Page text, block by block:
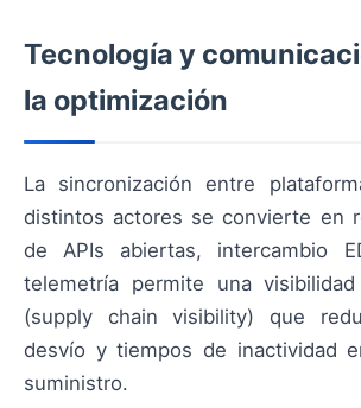
Tecnología y
la optimización
La sincronización entre
distintos actores se convierte en
de APIs abiertas, intercambio
telemetría permite una
(supply chain visibility) que
desvío y tiempos de inactividad
suministro.